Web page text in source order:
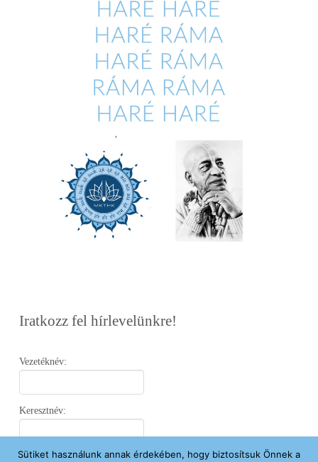
Iratkozz fel hírlevelünkre!
Vezetéknév:
Keresztnév:
Email:
Sütiket használunk annak érdekében, hogy biztosítsuk Önnek a